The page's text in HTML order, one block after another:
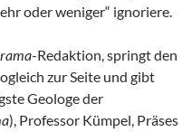
oder weniger“ ignoriere.
-Redaktion, springt den
zur Seite und gibt
Geologe der
), Professor Kümpel, Präses